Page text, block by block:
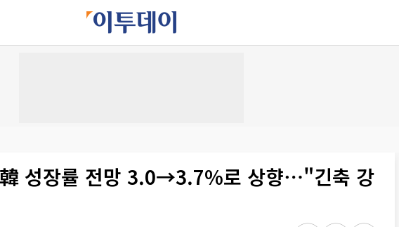
성장률 전망 3.0→3.7%로 상향⋯"긴축 강